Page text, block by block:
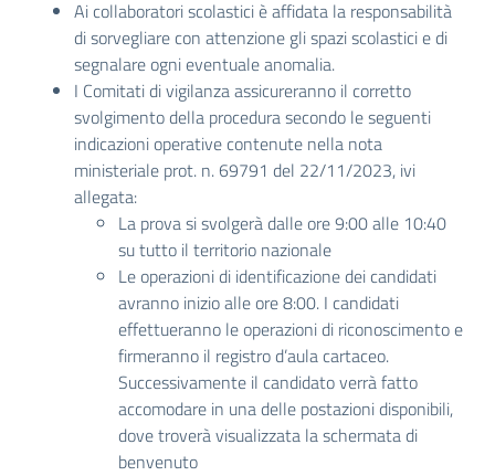
Ai collaboratori scolastici è affidata la responsabilità
di sorvegliare con attenzione gli spazi scolastici e di
segnalare ogni eventuale anomalia.
I Comitati di vigilanza assicureranno il corretto
svolgimento della procedura secondo le seguenti
indicazioni operative contenute nella nota
ministeriale prot. n. 69791 del 22/11/2023, ivi
allegata:
La prova si svolgerà dalle ore 9:00 alle 10:40
su tutto il territorio nazionale
Le operazioni di identificazione dei candidati
avranno inizio alle ore 8:00. I candidati
effettueranno le operazioni di riconoscimento e
firmeranno il registro d’aula cartaceo.
Successivamente il candidato verrà fatto
accomodare in una delle postazioni disponibili,
dove troverà visualizzata la schermata di
benvenuto